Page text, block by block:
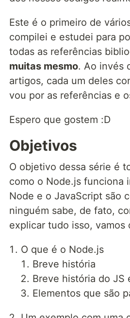
Este é o primeiro de
compilei e estudei para
todas as referências
muitas mesmo. Ao invés
artigos, cada um deles
vou por as referências e
Espero que gostem :D
Objetivos
O objetivo dessa série é
como o Node.js funciona
Node e o JavaScript são
ninguém sabe, de fato,
explicar tudo isso,
O que é o Node.js
Breve história
Breve história do JS
Elementos que são